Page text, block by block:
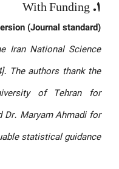
1. With Funding
(Journal standard):
Iran National Science
The authors thank the
of Tehran for
Maryam Ahmadi for
statistical guidance.